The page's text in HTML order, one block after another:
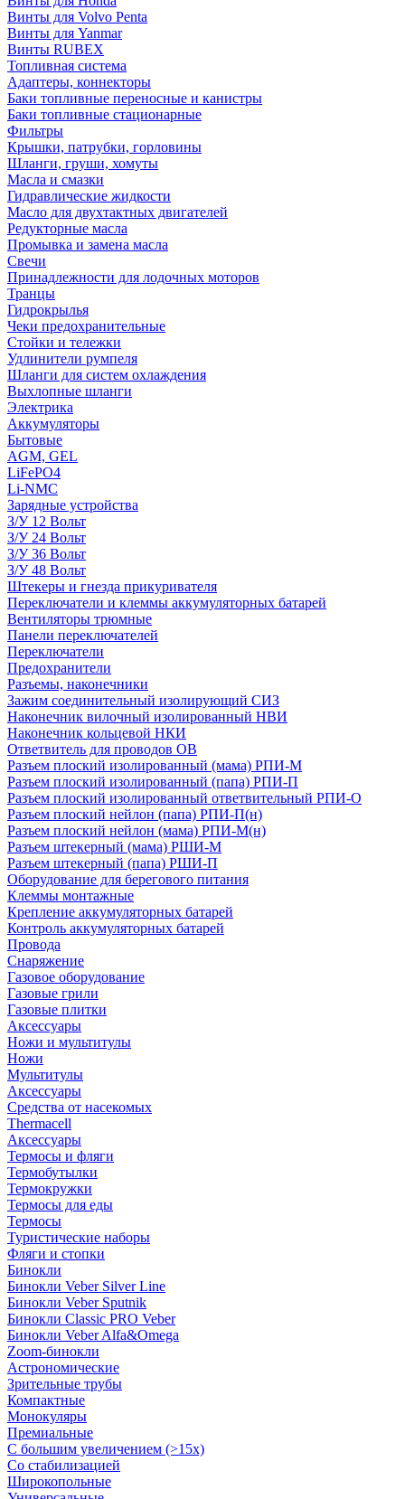
Винты для Volvo Penta
Винты для Yanmar
Винты RUBEX
Топливная система
Адаптеры, коннекторы
Баки топливные переносные и канистры
Баки топливные стационарные
Фильтры
Крышки, патрубки, горловины
Шланги, груши, хомуты
Масла и смазки
Гидравлические жидкости
Масло для двухтактных двигателей
Редукторные масла
Промывка и замена масла
Свечи
Принадлежности для лодочных моторов
Транцы
Гидрокрылья
Чеки предохранительные
Стойки и тележки
Удлинители румпеля
Шланги для систем охлаждения
Выхлопные шланги
Электрика
Аккумуляторы
Бытовые
AGM, GEL
LiFePO4
Li-NMC
Зарядные устройства
З/У 12 Вольт
З/У 24 Вольт
З/У 36 Вольт
З/У 48 Вольт
Штекеры и гнезда прикуривателя
Переключатели и клеммы аккумуляторных батарей
Вентиляторы трюмные
Панели переключателей
Переключатели
Предохранители
Разъемы, наконечники
Зажим соединительный изолирующий СИЗ
Наконечник вилочный изолированный НВИ
Наконечник кольцевой НКИ
Ответвитель для проводов ОВ
Разъем плоский изолированный (мама) РПИ-М
Разъем плоский изолированный (папа) РПИ-П
Разъем плоский изолированный ответвительный РПИ-О
Разъем плоский нейлон (папа) РПИ-П(н)
Разъем плоский нейлон (мама) РПИ-М(н)
Разъем штекерный (мама) РШИ-М
Разъем штекерный (папа) РШИ-П
Оборудование для берегового питания
Клеммы монтажные
Крепление аккумуляторных батарей
Контроль аккумуляторных батарей
Провода
Снаряжение
Газовое оборудование
Газовые грили
Газовые плитки
Аксессуары
Ножи и мультитулы
Ножи
Мультитулы
Аксессуары
Средства от насекомых
Thermacell
Аксессуары
Термосы и фляги
Термобутылки
Термокружки
Термосы для еды
Термосы
Туристические наборы
Фляги и стопки
Бинокли
Бинокли Veber Silver Line
Бинокли Veber Sputnik
Бинокли Classic PRO Veber
Бинокли Veber Alfa&Omega
Zoom-бинокли
Астрономические
Зрительные трубы
Компактные
Монокуляры
Премиальные
С большим увеличением (>15x)
Со стабилизацией
Широкопольные